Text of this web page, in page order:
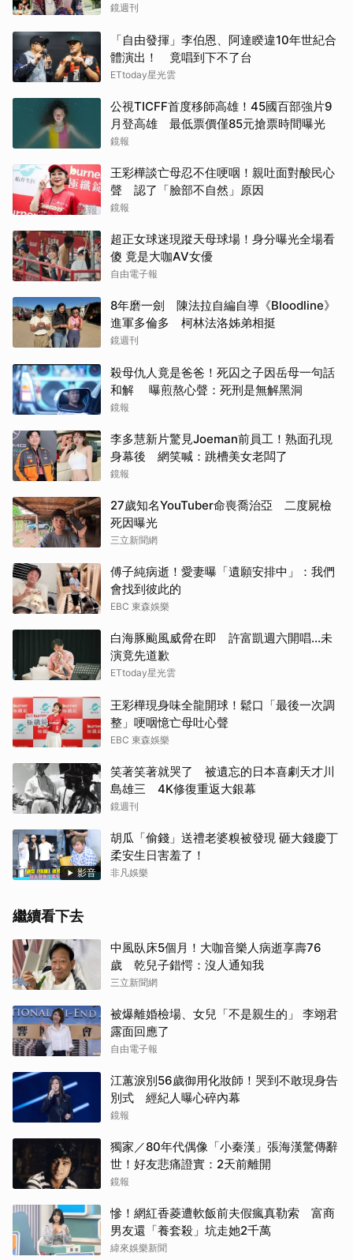
鏡週刊
「自由發揮」李伯恩、阿達睽違10年世紀合
體演出！ 竟唱到下不了台
ETtoday星光雲
公視TICFF首度移師高雄！45國百部強片9
月登高雄 最低票價僅85元搶票時間曝光
鏡報
王彩樺談亡母忍不住哽咽！親吐面對酸民心
聲 認了「臉部不自然」原因
鏡報
超正女球迷現蹤天母球場！身分曝光全場看
傻 竟是大咖AV女優
自由電子報
8年磨一劍 陳法拉自編自導《Bloodline》
進軍多倫多 柯林法洛姊弟相挺
鏡週刊
殺母仇人竟是爸爸！死囚之子因岳母一句話
和解 曝煎熬心聲：死刑是無解黑洞
鏡報
李多慧新片驚見Joeman前員工！熟面孔現
身幕後 網笑喊：跳槽美女老闆了
鏡報
27歲知名YouTuber命喪喬治亞 二度屍檢
死因曝光
三立新聞網
傅子純病逝！愛妻曝「遺願安排中」：我們
會找到彼此的
EBC 東森娛樂
白海豚颱風威脅在即 許富凱週六開唱...未
演竟先道歉
ETtoday星光雲
王彩樺現身味全龍開球！鬆口「最後一次調
整」哽咽憶亡母吐心聲
EBC 東森娛樂
笑著笑著就哭了 被遺忘的日本喜劇天才川
島雄三 4K修復重返大銀幕
鏡週刊
影音
胡瓜「偷錢」送禮老婆糗被發現 砸大錢慶丁
柔安生日害羞了！
非凡娛樂
繼續看下去
中風臥床5個月！大咖音樂人病逝享壽76
歲 乾兒子錯愕：沒人通知我
三立新聞網
被爆離婚檢場、女兒「不是親生的」 李翊君
露面回應了
自由電子報
江蕙淚別56歲御用化妝師！哭到不敢現身告
別式 經紀人曝心碎內幕
鏡報
獨家／80年代偶像「小秦漢」張海漢驚傳辭
世！好友悲痛證實：2天前離開
鏡報
慘！網紅香菱遭軟飯前夫假瘋真勒索 富商
男友還「養套殺」坑走她2千萬
緯來娛樂新聞